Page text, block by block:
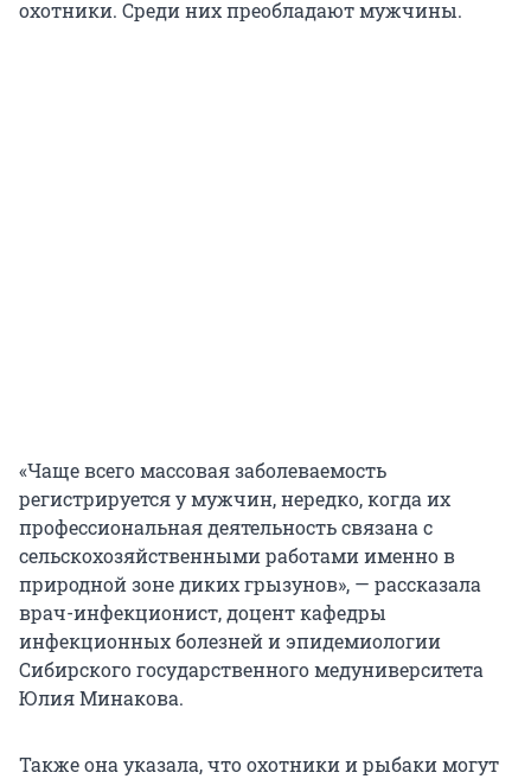
охотники. Среди них преобладают мужчины.
«Чаще всего массовая заболеваемость
регистрируется у мужчин, нередко, когда их
профессиональная деятельность связана с
сельскохозяйственными работами именно в
природной зоне диких грызунов», — рассказала
врач-инфекционист, доцент кафедры
инфекционных болезней и эпидемиологии
Сибирского государственного медуниверситета
Юлия Минакова.
Также она указала, что охотники и рыбаки могут